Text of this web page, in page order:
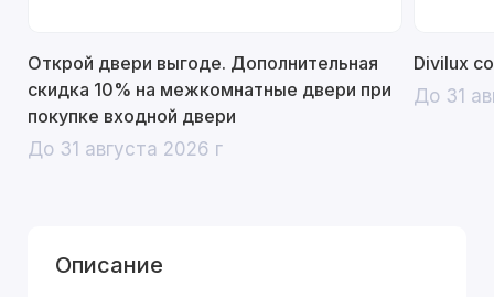
Открой двери выгоде. Дополнительная
скидка 10% на межкомнатные двери при
покупке входной двери
До 31 августа 2026 г
Divilux
До 31
Описание